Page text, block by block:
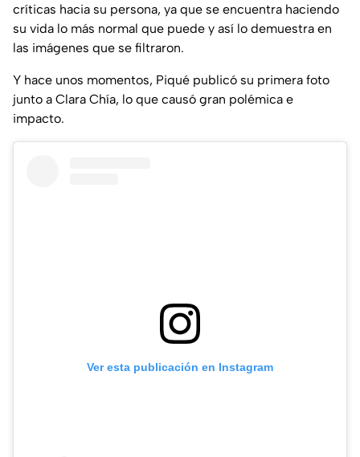
críticas hacia su persona, ya que se encuentra haciendo
su vida lo más normal que puede y así lo demuestra en
las imágenes que se filtraron.
Y hace unos momentos, Piqué publicó su primera foto
junto a Clara Chía, lo que causó gran polémica e
impacto.
Ver esta publicación en Instagram